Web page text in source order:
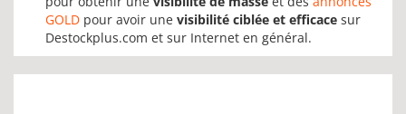
GOLD pour avoir une visibilité ciblée et efficace sur
Destockplus.com et sur Internet en général.